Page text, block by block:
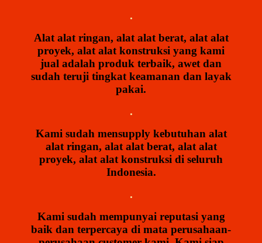
.
Alat alat ringan, alat alat berat, alat alat
proyek, alat alat konstruksi yang kami
jual adalah produk terbaik, awet dan
sudah teruji tingkat keamanan dan layak
pakai.
.
Kami sudah mensupply kebutuhan alat
alat ringan, alat alat berat, alat alat
proyek, alat alat konstruksi di seluruh
Indonesia.
.
Kami sudah mempunyai reputasi yang
baik dan terpercaya di mata perusahaan-